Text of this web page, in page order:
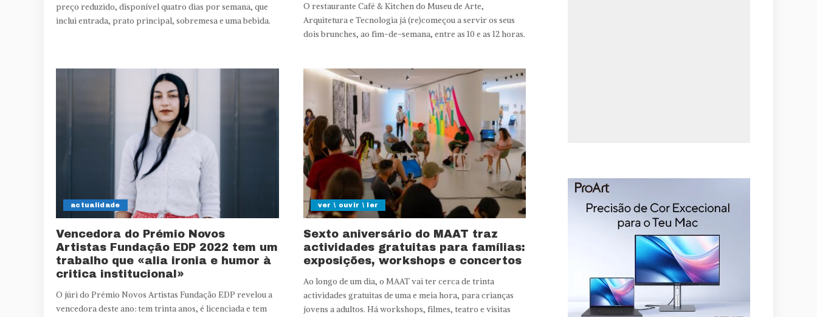
preço reduzido, disponível quatro dias por semana, que
inclui entrada, prato principal, sobremesa e uma bebida.
O restaurante Café & Kitchen do Museu de Arte,
Arquitetura e Tecnologia já (re)começou a servir os seus
dois brunches, ao fim-de-semana, entre as 10 e as 12 horas.
actualidade
Vencedora do Prémio Novos
Artistas Fundação EDP 2022 tem um
trabalho que «alia ironia e humor à
critica institucional»
O júri do Prémio Novos Artistas Fundação EDP revelou a
vencedora deste ano: tem trinta anos, é licenciada e tem
ver \ ouvir \ ler
Sexto aniversário do MAAT traz
actividades gratuitas para famílias:
exposições, workshops e concertos
Ao longo de um dia, o MAAT vai ter cerca de trinta
actividades gratuitas de uma e meia hora, para crianças
jovens a adultos. Há workshops, filmes, teatro e visitas